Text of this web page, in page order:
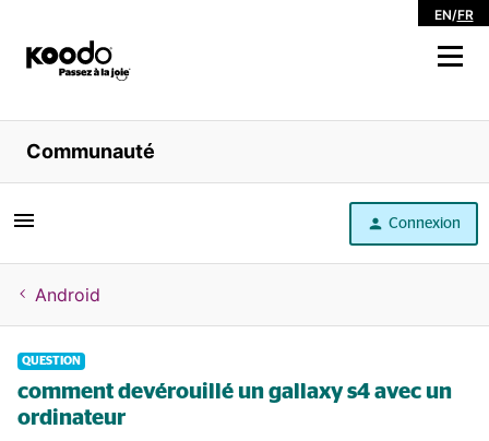
EN/FR
Magasiner
Libre service
Aide
Communauté
Connexion
Android
QUESTION
comment devérouillé un gallaxy s4 avec un
ordinateur